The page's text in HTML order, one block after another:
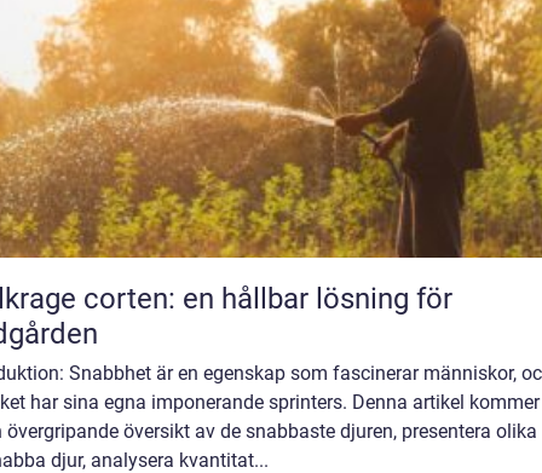
corten: en hållbar lösning för
Snabbhet är en egenskap som fascinerar människor,
har sina egna imponerande sprinters. Denna artikel
övergripande översikt av de snabbaste djuren, presentera olika
djur, analysera kvantitat...